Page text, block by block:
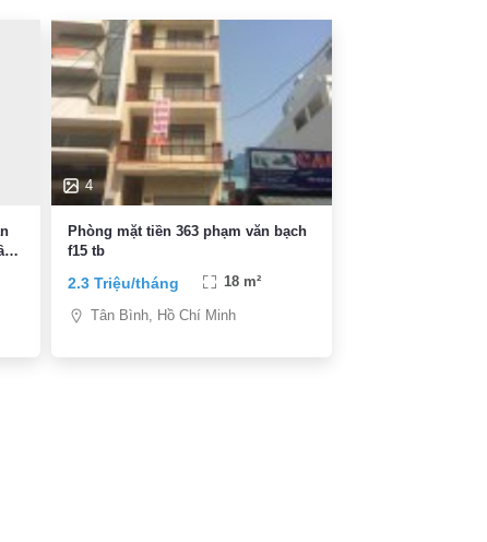
4
Phòng mặt tiền 363 phạm văn bạch
f15 tb
2.3 Triệu/tháng 18 m²
Tân Bình, Hồ Chí Minh